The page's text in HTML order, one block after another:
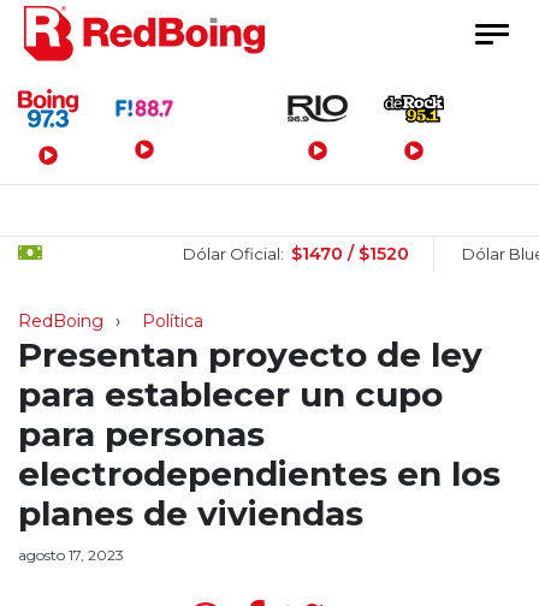
Menú Principal
Dólar Oficial: $1470 / $1520 Dólar Blue:
RedBoing Política
Presentan proyecto de ley
para establecer un cupo
para personas
electrodependientes en los
planes de viviendas
agosto 17, 2023